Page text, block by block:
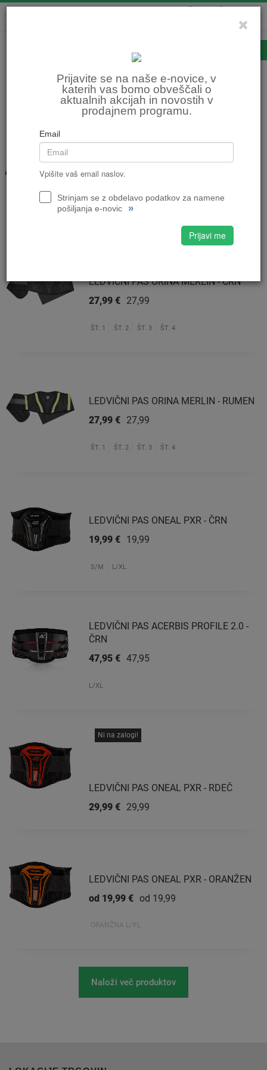
Prijavite se na naše e-novice, v
katerih vas bomo obveščali o
aktualnih akcijah in novostih v
prodajnem programu.
Email
Vpišite vaš email naslov.
Strinjam se z obdelavo podatkov za namene
pošiljanja e-novic
»
Prijavi me
MOTOCIKLIZEM Oprema za motorista Ledvični pasovi
Ledvični pasovi
LEDVIČNI PAS BROOKS 6200 - ČRN
ŠT. 1 ŠT. 2 ŠT. 3
LEDVIČNI PAS ORINA MERLIN - ČRN
ŠT. 1 ŠT. 2 ŠT. 3 ŠT. 4
27,99 €
27,99 €
LEDVIČNI PAS ORINA MERLIN - RUMEN
ŠT. 1 ŠT. 2 ŠT. 3 ŠT. 4
27,99 €
27,99 €
LEDVIČNI PAS ONEAL PXR - ČRN
S/M L/XL
19,99 €
19,99 €
LEDVIČNI PAS ACERBIS PROFILE 2.0 -
ČRN
L/XL
47,95 €
47,95 €
Ni na zalogi!
LEDVIČNI PAS ONEAL PXR - RDEČ
29,99 €
29,99 €
LEDVIČNI PAS ONEAL PXR - ORANŽEN
ORANŽNA L/XL
od 19,99 €
od 19,99 €
Naloži več produktov